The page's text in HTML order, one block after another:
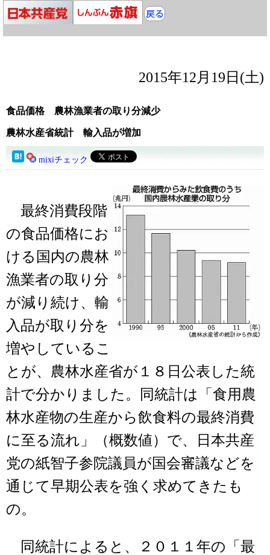
2015年12月19日(土)
食品価格 農林漁業者の取り分減少
農林水産省統計 輸入品が増加
mixiチェック
最終消費段階
の食品価格にお
ける国内の農林
漁業者の取り分
が減り続け、輸
入品が取り分を
増やしているこ
とが、農林水産省が１８日公表した統
計で分かりました。同統計は「食用農
林水産物の生産から飲食料の最終消費
に至る流れ」（概数値）で、日本共産
党の紙智子参院議員が国会審議などを
通じて早期公表を強く求めてきたも
の。
同統計によると、２０１１年の「最